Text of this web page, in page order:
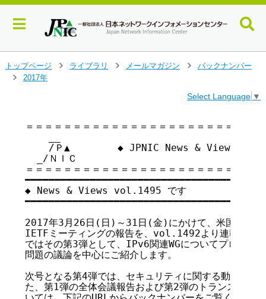
トップページ
ライブラリ
メールマガジン
バックナンバー
2017年
Select Language ▼
＝＝＝＝＝＝＝＝＝＝＝＝＝＝＝＝＝＝＝＝＝＝＝＝
/Ｐ▲        ◆ JPNIC News & Views
  _/ＮＩＣ
＝＝＝＝＝＝＝＝＝＝＝＝＝＝＝＝＝＝＝＝＝＝＝＝
━━━━━━━━━━━━━━━━━━━━━━━━━━━━━━━━━━━
◆ News & Views vol.1495 です
━━━━━━━━━━━━━━━━━━━━━━━━━━━━━━━━━━━
2017年3月26日(日)～31日(金)にかけて、米国のシカ
IETFミーティングの報告を、vol.1492より連載にて
ではその第3弾として、IPv6関連WGについてプロトコ
問題の議論を中心にご紹介します。
次号となる第4弾では、セキュリティに関する動向をお
た、第1弾の全体会議報告および第2弾のトランスポー